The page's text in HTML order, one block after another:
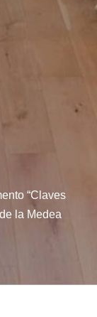
“Claves
la Medea